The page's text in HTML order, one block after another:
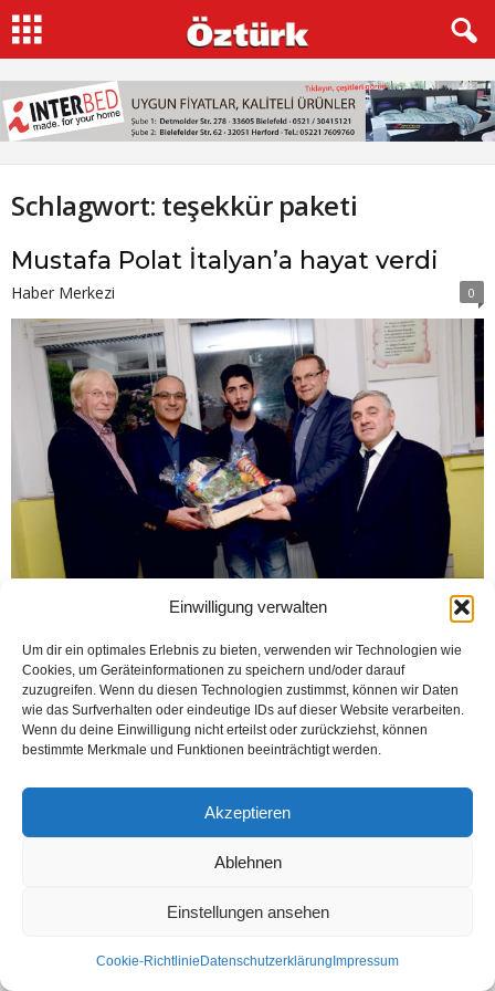
Einwilligung verwalten
Um dir ein optimales Erlebnis zu bieten, verwenden wir Technologien wie
Cookies, um Geräteinformationen zu speichern und/oder darauf
zuzugreifen. Wenn du diesen Technologien zustimmst, können wir Daten
wie das Surfverhalten oder eindeutige IDs auf dieser Website verarbeiten.
Wenn du deine Einwilligung nicht erteilst oder zurückziehst, können
bestimmte Merkmale und Funktionen beeinträchtigt werden.
Akzeptieren
Ablehnen
Einstellungen ansehen
Cookie-Richtlinie Datenschutzerklärung Impressum
Schlagwort: teşekkür paketi
Mustafa Polat İtalyan’a hayat verdi
Haber Merkezi 0
OSNABRÜCK (Öztürk) Osnabrück Fatih Cami salonunda 40 yaşındaki bir
İtalya vatandaşı kişiye kök hücre vererek hayata dönmesine yardımcı olan
Mustafa Polat’a HİLFE FÜR PETRA und...
Weiterlesen
Kontakt Datenschutzerklärung
Impressum
© Öztürk Gazetesi 1986 – 2026